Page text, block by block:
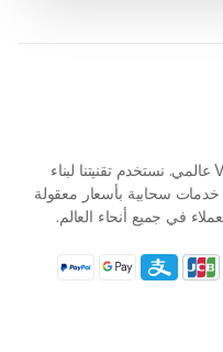
LightNode هو مزود خدمة استضافة VPS عالمي. نستخدم تقنيتنا لبناء
سحابية بأسعار معقولة
في جميع أنحاء العالم.